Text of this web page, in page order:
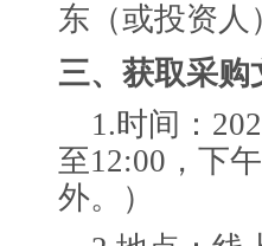
东（或投资人
三、获取采购
1.时间：202
至12:00，下
外。）